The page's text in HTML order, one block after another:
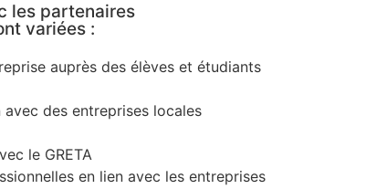
les partenaires
variées :
auprès des élèves et étudiants
des entreprises locales
le GRETA
en lien avec les entreprises